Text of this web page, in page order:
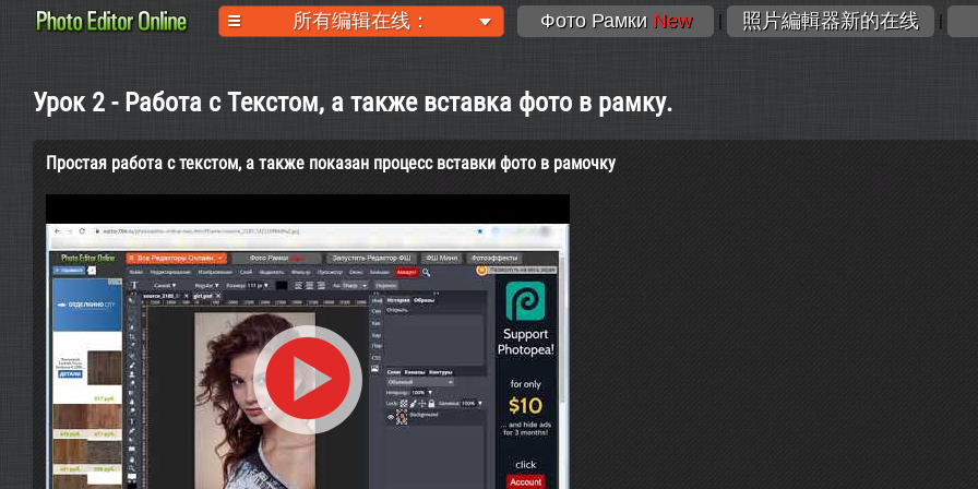
所有编辑在线： Фото Рамки New | 照片編輯器新的在线 |
Урок 2 - Работа с Текстом, а также вставка фото в рамку.
Простая работа с текстом, а также показан процесс вставки фото в рамочку